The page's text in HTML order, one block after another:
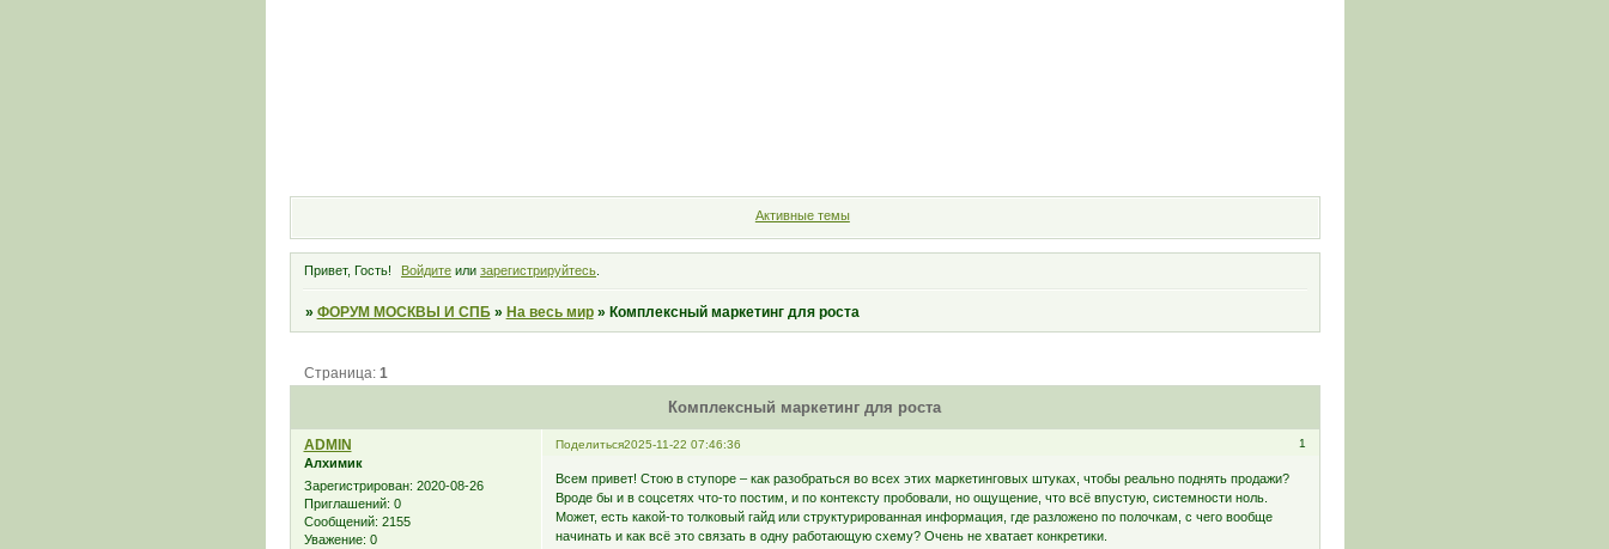
Активные темы
Привет, Гость! Войдите или зарегистрируйтесь.
» ФОРУМ МОСКВЫ И СПБ » На весь мир » Комплексный маркетинг для роста
Комплексный маркетинг для роста
Страница: 1
Поделиться 1
2025-11-22 07:46:36
ADMIN
Алхимик
Зарегистрирован: 2020-08-26
Приглашений: 0
Сообщений: 2155
Уважение: 0
Всем привет! Стою в ступоре – как разобраться во всех этих маркетинговых штуках, чтобы реально поднять продажи?
Вроде бы и в соцсетях что-то постим, и по контексту пробовали, но ощущение, что всё впустую, системности ноль.
Может, есть какой-то толковый гайд или структурированная информация, где разложено по полочкам, с чего вообще
начинать и как всё это связать в одну работающую схему? Очень не хватает конкретики.